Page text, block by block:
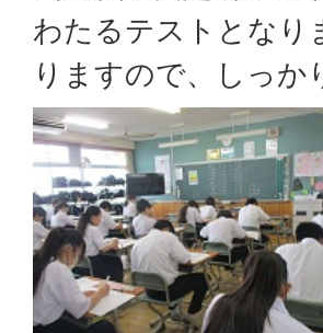
わたるテストとなり
りますので、しっか